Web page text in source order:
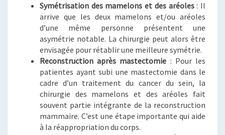
Symétrisation des mamelons et des aréoles: Il
arrive que les deux mamelons et/ou aréoles
d’une même personne présentent une
asymétrie notable. La chirurgie peut alors être
envisagée pour rétablir une meilleure symétrie.
Reconstruction après mastectomie : Pour les
patientes ayant subi une mastectomie dans le
cadre d’un traitement du cancer du sein, la
chirurgie des mamelons et des aréoles fait
souvent partie intégrante de la reconstruction
mammaire. C’est une étape importante qui aide
à la réappropriation du corps.